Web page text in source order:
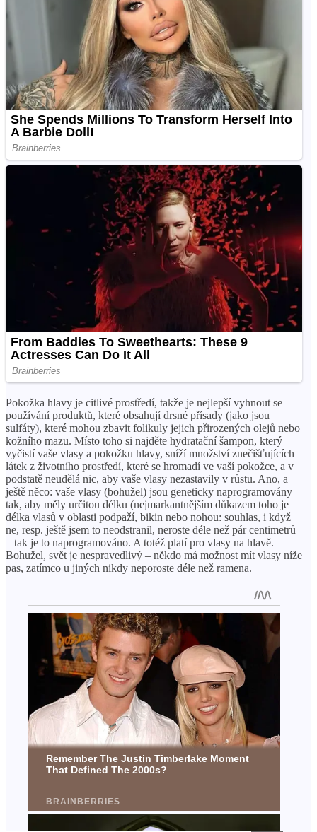
Pokožka hlavy je citlivé prostředí, takže je nejlepší vyhnout se
používání produktů, které obsahují drsné přísady (jako jsou
sulfáty), které mohou zbavit folikuly jejich přirozených olejů nebo
kožního mazu. Místo toho si najděte hydratační šampon, který
vyčistí vaše vlasy a pokožku hlavy, sníží množství znečišťujících
látek z životního prostředí, které se hromadí ve vaší pokožce, a v
podstatě neudělá nic, aby vaše vlasy nezastavily v růstu. Ano, a
ještě něco: vaše vlasy (bohužel) jsou geneticky naprogramovány
tak, aby měly určitou délku (nejmarkantnějším důkazem toho je
délka vlasů v oblasti podpaží, bikin nebo nohou: souhlas, i když
ne, resp. ještě jsem to neodstranil, neroste déle než pár centimetrů
– tak je to naprogramováno. A totéž platí pro vlasy na hlavě.
Bohužel, svět je nespravedlivý – někdo má možnost mít vlasy níže
pas, zatímco u jiných nikdy neporoste déle než ramena.